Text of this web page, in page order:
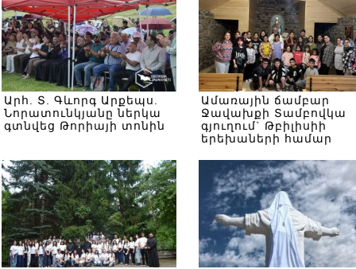
Արհ. Տ. Գևորգ Արքեպս.
Նորատունկյանը ներկա
գտնվեց Թորիայի տոնին
Ամառային ճամբար
Ջավախքի Տամբովկա
գյուղում` Թբիլիսիի
երեխաների համար